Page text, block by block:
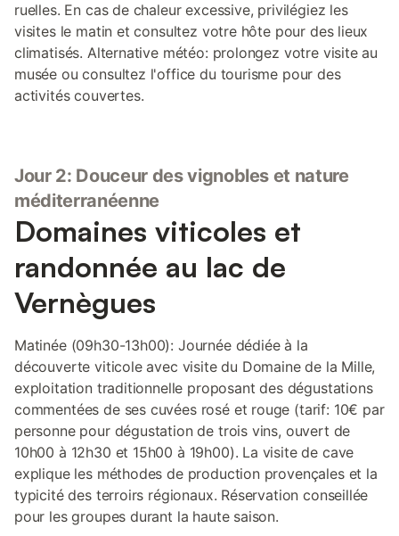
ruelles. En cas de chaleur excessive, privilégiez les
visites le matin et consultez votre hôte pour des lieux
climatisés. Alternative météo: prolongez votre visite au
musée ou consultez l'office du tourisme pour des
activités couvertes.
Jour 2: Douceur des vignobles et nature
méditerranéenne
Domaines viticoles et
randonnée au lac de
Vernègues
Matinée (09h30-13h00): Journée dédiée à la
découverte viticole avec visite du Domaine de la Mille,
exploitation traditionnelle proposant des dégustations
commentées de ses cuvées rosé et rouge (tarif: 10€ par
personne pour dégustation de trois vins, ouvert de
10h00 à 12h30 et 15h00 à 19h00). La visite de cave
explique les méthodes de production provençales et la
typicité des terroirs régionaux. Réservation conseillée
pour les groupes durant la haute saison.